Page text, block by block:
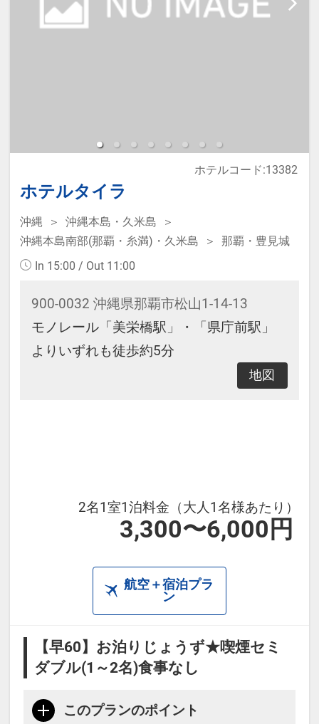
・電子レンジ
・ウォーターサーバー
【レンタル品】
・電気スタンド
・加湿器
・ズボンプレッサー
※フロントで無料レンタル可能（数
【アクセス】
・近江町市場まで徒歩3分
・金沢城公園まで徒歩10分（バス約
・ひがし茶屋街まで徒歩20分（バス
「武蔵ヶ辻・近江町市場」下車徒歩
・学会やイベント参加にも便利な立
地。
※駐車場はございません。お車の際
ホテルタイラ
ホテルコード:13382
沖縄
沖縄本島・久米島
沖縄本島南部(那覇・糸満)・久米島
那覇・豊見城
In 15:00 / Out 11:00
900-0032 沖縄県那覇市松山1-14-13
モノレール「美栄橋駅」・「県庁前駅」
よりいずれも徒歩約5分
地図
2名1室1泊料金（大人1名様あたり）
3,300〜6,000円
航空＋宿泊プラ
ン
【早60】お泊りじょうず★喫煙セミ
ダブル(1～2名)食事なし
このプランのポイント